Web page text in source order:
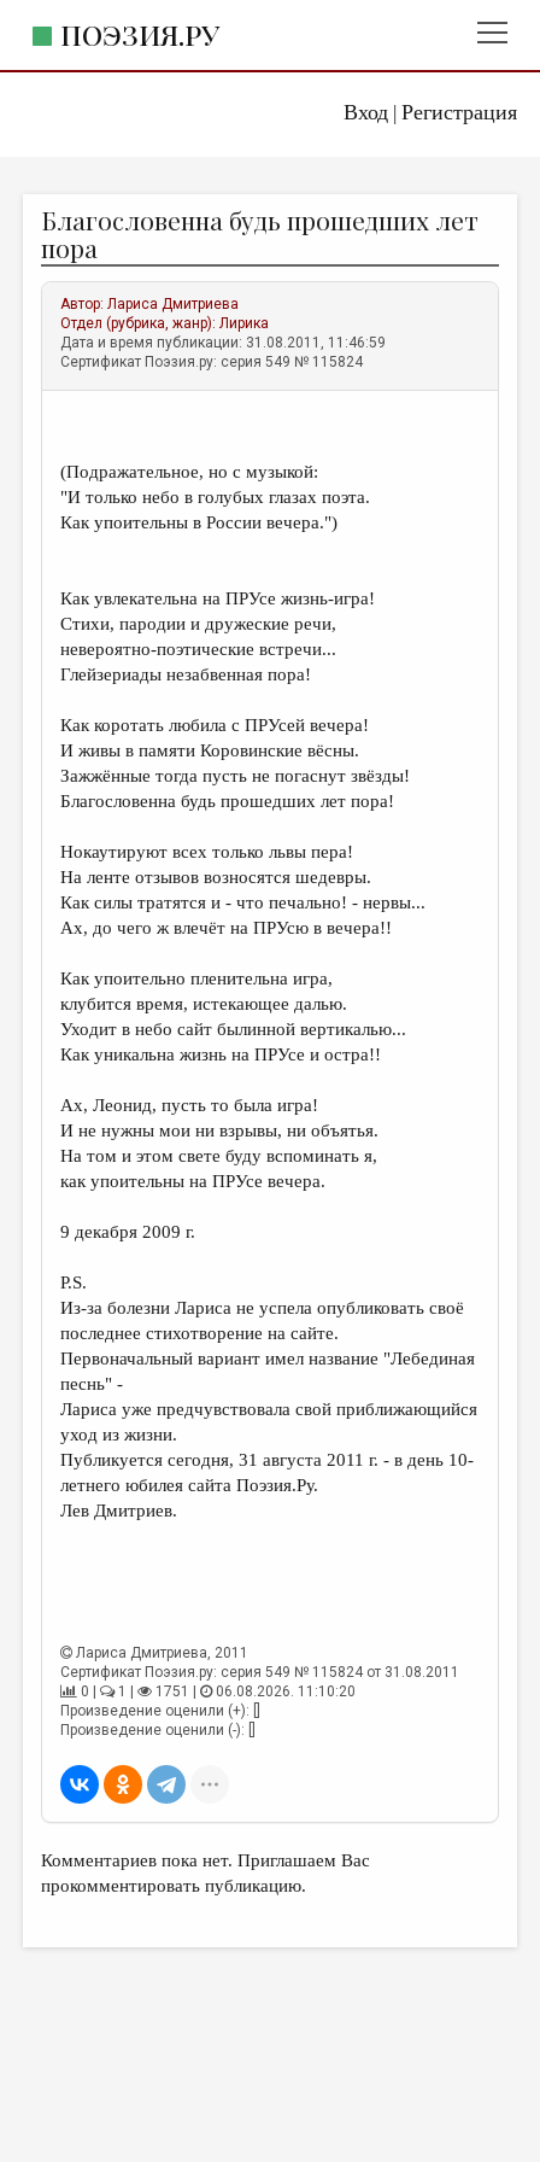
Вход| Регистрация
ПОЭЗИЯ.РУ
ЖАНРЫ
АВТОРЫ
КОММЕНТАРИИ
ЛИТСАЛОН
ОТДЕЛЫ И РУБРИКИ
ИЗБРАННОЕ
ПРОИЗВЕДЕНИЯ
ПЕРЕВОДЫ
ДЕТСКАЯ КОМНАТА
КНИЖНАЯ ПОЛКА
СТРАНИЦЫ ПАМЯТИ
ОБЪЯВЛЕНИЯ
РЕДКОЛЛЕГИЯ
ОТ РЕДАКЦИИ
ЭССЕИСТИКА
ЛИТЕРАТУРОВЕДЕНИЕ
РЕЦЕНЗИРОВАНИЕ
ЦИКЛЫ ПУБЛИКАЦИЙ
ТРЕДИАКОВСКИЙ
МЕДИА
ВКОНТАКТЕ
Благословенна будь прошедших лет
пора
Автор:Лариса Дмитриева
Отдел (рубрика, жанр):Лирика
Дата и время публикации: 31.08.2011, 11:46:59
Сертификат Поэзия.ру: серия 549 № 115824
(Подражательное, но с музыкой:
"И только небо в голубых глазах поэта.
Как упоительны в России вечера.")
Как увлекательна на ПРУсе жизнь-игра!
Стихи, пародии и дружеские речи,
невероятно-поэтические встречи...
Глейзериады незабвенная пора!
Как коротать любила с ПРУсей вечера!
И живы в памяти Коровинские вёсны.
Зажжённые тогда пусть не погаснут звёзды!
Благословенна будь прошедших лет пора!
Нокаутируют всех только львы пера!
На ленте отзывов возносятся шедевры.
Как силы тратятся и - что печально! - нервы...
Ах, до чего ж влечёт на ПРУсю в вечера!!
Как упоительно пленительна игра,
клубится время, истекающее далью.
Уходит в небо сайт былинной вертикалью...
Как уникальна жизнь на ПРУсе и остра!!
Ах, Леонид, пусть то была игра!
И не нужны мои ни взрывы, ни объятья.
На том и этом свете буду вспоминать я,
как упоительны на ПРУсе вечера.
9 декабря 2009 г.
P.S.
Из-за болезни Лариса не успела опубликовать своё
последнее стихотворение на сайте.
Первоначальный вариант имел название "Лебединая
песнь" -
Лариса уже предчувствовала свой приближающийся
уход из жизни.
Публикуется сегодня, 31 августа 2011 г. - в день 10-
летнего юбилея сайта Поэзия.Ру.
Лев Дмитриев.
Лариса Дмитриева, 2011
Сертификат Поэзия.ру: серия 549 № 115824 от 31.08.2011
0 |
1 | 1751 |
06.08.2026. 11:10:20
Произведение оценили (+): []
Произведение оценили (-): []
Комментариев пока нет. Приглашаем Вас
прокомментировать публикацию.